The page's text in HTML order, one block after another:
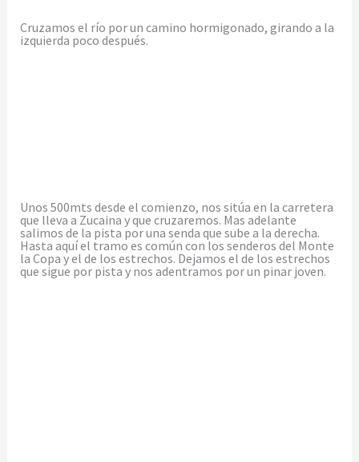
Cruzamos el río por un camino hormigonado, girando a la
izquierda poco después.
Unos 500mts desde el comienzo, nos sitúa en la carretera
que lleva a Zucaina y que cruzaremos. Mas adelante
salimos de la pista por una senda que sube a la derecha.
Hasta aquí el tramo es común con los senderos del Monte
la Copa y el de los estrechos. Dejamos el de los estrechos
que sigue por pista y nos adentramos por un pinar joven.